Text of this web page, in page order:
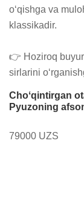
oʻqishga va
klassikadir.
👉 Hoziroq
sirlarini
Choʻqintirgan
Pyuzoning
79000 UZS